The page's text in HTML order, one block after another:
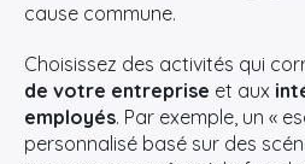
cause commune.
Choisissez des activités qui
de votre entreprise et aux
employés. Par exemple, un «
personnalisé basé sur des